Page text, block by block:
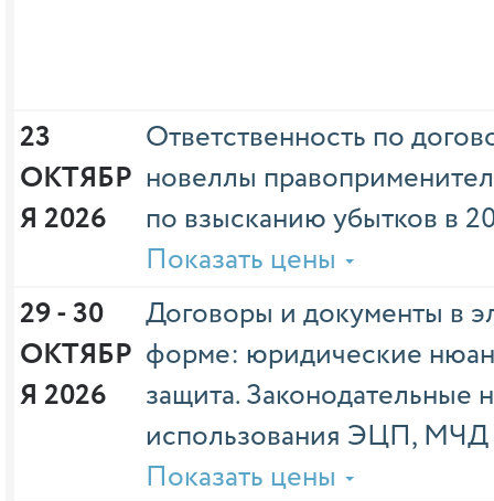
23
ОКТЯБР
Я 2026
Ответственность по
новеллы
по взысканию убытков в
Показать цены
29 - 30
ОКТЯБР
Я 2026
Договоры и документы в
форме: юридические
защита. Законодательные
использования ЭЦП, МЧД
Показать цены